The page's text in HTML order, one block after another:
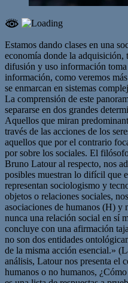
Estamos dando clases en una
economía donde la adquisición,
difusión y uso información
información, como veremos
se enmarcan en sistemas
La comprensión de este
separarse en dos grandes
Aquellos que miran
través de las acciones de los
aquellos que por el contrario
por sobre los sociales. El
Bruno Latour al respecto, nos
posibles muestran lo difícil que
representan so­ciologismo y
objetos o relaciones sociales,
asocia­ciones de humanos (H)
nun­ca una relación social en sí
concluye con una afirmación
no son dos entidades
de la misma acción esencial.»
análisis, Latour nos presenta el
humanos o no humanos,